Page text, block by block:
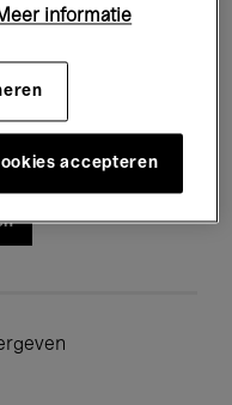
Global Music
informatie
accepteren